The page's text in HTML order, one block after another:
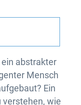
abstrakter
Mensch
Ein
verstehen, wie